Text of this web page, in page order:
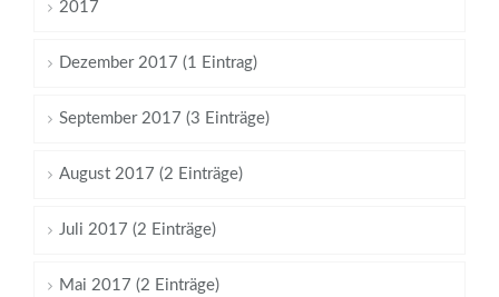
2017
Dezember 2017 (1 Eintrag)
September 2017 (3 Einträge)
August 2017 (2 Einträge)
Juli 2017 (2 Einträge)
Mai 2017 (2 Einträge)